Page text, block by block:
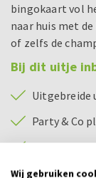
bingokaart vol
naar huis met
of zelfs de
Bij dit uitje
Uitgebreide
Party & Co
Smartphone
Wij gebruiken